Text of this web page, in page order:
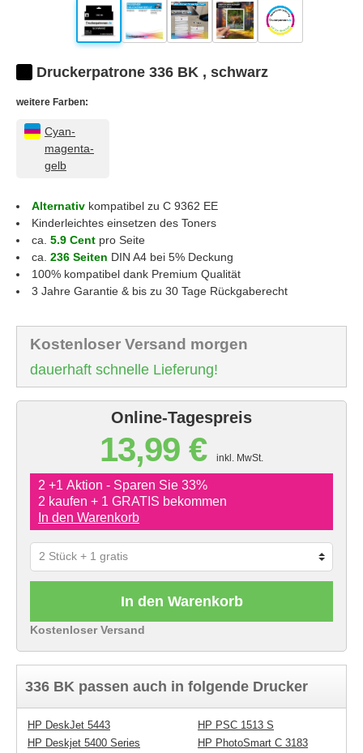
Druckerpatrone 336 BK , schwarz
weitere Farben:
Cyan-
magenta-
gelb
Alternativ kompatibel zu C 9362 EE
Kinderleichtes einsetzen des Toners
ca. 5.9 Cent pro Seite
ca. 236 Seiten DIN A4 bei 5% Deckung
100% kompatibel dank Premium Qualität
3 Jahre Garantie & bis zu 30 Tage Rückgaberecht
Kostenloser Versand morgen
dauerhaft schnelle Lieferung!
Online-Tagespreis
13,99 € inkl. MwSt.
2 +1 Aktion - Sparen Sie 33%
2 kaufen + 1 GRATIS bekommen
In den Warenkorb
In den Warenkorb
Kostenloser Versand
336 BK passen auch in folgende Drucker
HP DeskJet 5443
HP Deskjet 5400 Series
HP PSC 1513 S
HP PhotoSmart C 3183